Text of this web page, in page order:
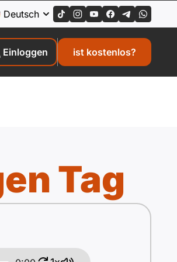
Deutsch
Einloggen ist kostenlos?
Tag